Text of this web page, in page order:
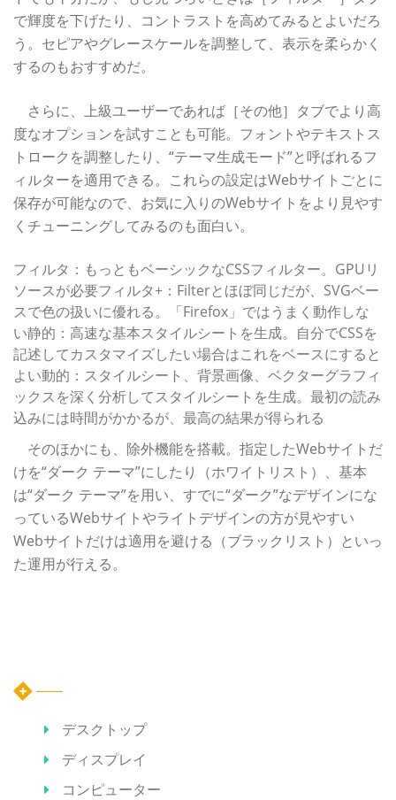
で輝度を下げたり、コントラストを高めてみるとよいだろ
う。セピアやグレースケールを調整して、表示を柔らかく
するのもおすすめだ。
さらに、上級ユーザーであれば［その他］タブでより高
度なオプションを試すことも可能。フォントやテキストス
トロークを調整したり、“テーマ生成モード”と呼ばれるフ
ィルターを適用できる。これらの設定はWebサイトごとに
保存が可能なので、お気に入りのWebサイトをより見やす
くチューニングしてみるのも面白い。
フィルタ：もっともベーシックなCSSフィルター。GPUリ
ソースが必要フィルタ+：Filterとほぼ同じだが、SVGベー
スで色の扱いに優れる。「Firefox」ではうまく動作しな
い静的：高速な基本スタイルシートを生成。自分でCSSを
記述してカスタマイズしたい場合はこれをベースにすると
よい動的：スタイルシート、背景画像、ベクターグラフィ
ックスを深く分析してスタイルシートを生成。最初の読み
込みには時間がかかるが、最高の結果が得られる
そのほかにも、除外機能を搭載。指定したWebサイトだ
けを“ダーク テーマ”にしたり（ホワイトリスト）、基本
は“ダーク テーマ”を用い、すでに“ダーク”なデザインにな
っているWebサイトやライトデザインの方が見やすい
Webサイトだけは適用を避ける（ブラックリスト）といっ
た運用が行える。
デスクトップ
ディスプレイ
コンピューター